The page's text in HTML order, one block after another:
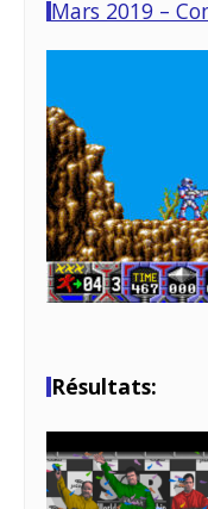
Mars 2019 –
Résultats: